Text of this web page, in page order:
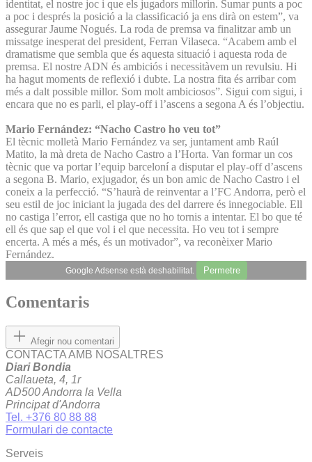
identitat, el nostre joc i que els jugadors millorin. Sumar punts a poc
a poc i després la posició a la classificació ja ens dirà on estem”, va
assegurar Jaume Nogués. La roda de premsa va finalitzar amb un
missatge inesperat del president, Ferran Vilaseca. “Acabem amb el
dramatisme que sembla que és aquesta situació i aquesta roda de
premsa. El nostre ADN és ambiciós i necessitàvem un revulsiu. Hi
ha hagut moments de reflexió i dubte. La nostra fita és arribar com
més a dalt possible millor. Som molt ambiciosos”. Sigui com sigui, i
encara que no es parli, el play-off i l’ascens a segona A és l’objectiu.
Mario Fernández: “Nacho Castro ho veu tot”
El tècnic molletà Mario Fernández va ser, juntament amb Raúl
Matito, la mà dreta de Nacho Castro a l’Horta. Van formar un cos
tècnic que va portar l’equip barceloní a disputar el play-off d’ascens
a segona B. Mario, exjugador, és un bon amic de Nacho Castro i el
coneix a la perfecció. “S’haurà de reinventar a l’FC Andorra, però el
seu estil de joc iniciant la jugada des del darrere és innegociable. Ell
no castiga l’error, ell castiga que no ho tornis a intentar. El bo que té
ell és que sap el que vol i el que necessita. Ho veu tot i sempre
encerta. A més a més, és un motivador”, va reconèixer Mario
Fernández.
Google Adsense està deshabilitat. Permetre
Comentaris
Afegir nou comentari
CONTACTA AMB NOSALTRES
Diari Bondia
Callaueta, 4, 1r
AD500 Andorra la Vella
Principat d'Andorra
Tel. +376 80 88 88
Formulari de contacte
Serveis